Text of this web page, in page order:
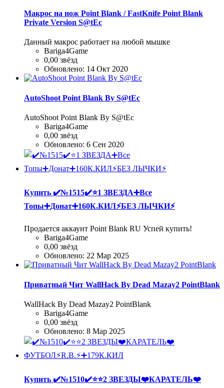
Макрос на нож Point Blank / FastKnife Point Blank
Private Version S@tEc
Данный макрос работает на любой мышке
Bariga4Game
0,00 звёзд
Обновлено: 14 Окт 2020
AutoShoot Point Blank By S@tEc
AutoShoot Point Blank By S@tEc
Bariga4Game
0,00 звёзд
Обновлено: 6 Сен 2020
Купить ✔️№1515✔️⭐️1 ЗВЕЗДА➕Все
Топы➕Донат➕160К.КИЛ⚡БЕЗ ЛЫЧКИ⚡
Продается аккаунт Point Blank RU Успей купить!
Bariga4Game
0,00 звёзд
Обновлено: 22 Мар 2025
Приватный Чит WallHack By Dead Mazay2 PointBlank
WallHack By Dead Mazay2 PointBlank
Bariga4Game
0,00 звёзд
Обновлено: 8 Мар 2025
Купить ✔️№1510✔️⭐️⭐️2 ЗВЕЗДЫ❤️КАРАТЕЛЬ❤️